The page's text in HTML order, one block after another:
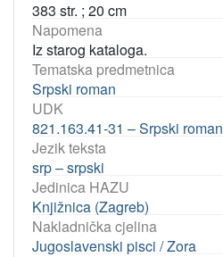
383 str. ; 20 cm
Napomena
Iz starog kataloga.
Tematska predmetnica
Srpski roman
UDK
821.163.41-31 – Srpski roman
Jezik teksta
srp – srpski
Jedinica HAZU
Knjižnica (Zagreb)
Nakladnička cjelina
Jugoslavenski pisci / Zora